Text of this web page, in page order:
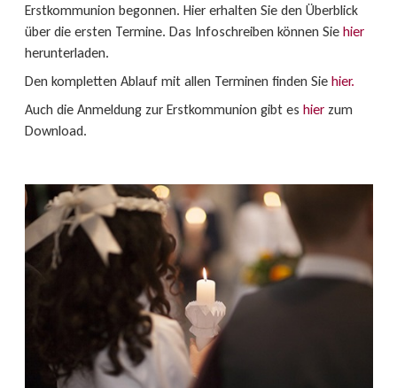
Erstkommunion begonnen. Hier erhalten Sie den Überblick
über die ersten Termine. Das Infoschreiben können Sie hier
herunterladen.
Den kompletten Ablauf mit allen Terminen finden Sie hier.
Auch die Anmeldung zur Erstkommunion gibt es hierzum
Download.